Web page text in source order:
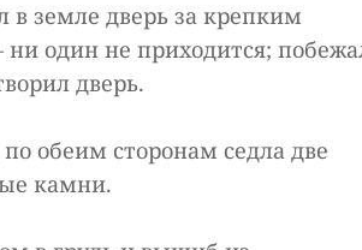
земле дверь за крепким
ни один не приходится;
дверь.
обеим сторонам седла две
камни.